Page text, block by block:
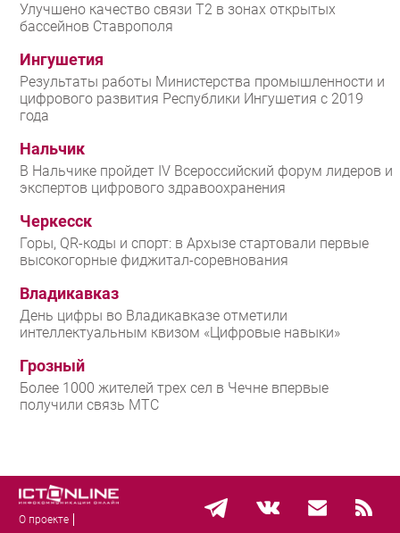
Улучшено качество связи T2 в зонах открытых
бассейнов Ставрополя
Ингушетия
Результаты работы Министерства промышленности и
цифрового развития Республики Ингушетия с 2019
года
Нальчик
В Нальчике пройдет IV Всероссийский форум лидеров и
экспертов цифрового здравоохранения
Черкесск
Горы, QR-коды и спорт: в Архызе стартовали первые
высокогорные фиджитал-соревнования
Владикавказ
День цифры во Владикавказе отметили
интеллектуальным квизом «Цифровые навыки»
Грозный
Более 1000 жителей трех сел в Чечне впервые
получили связь МТС
О проекте